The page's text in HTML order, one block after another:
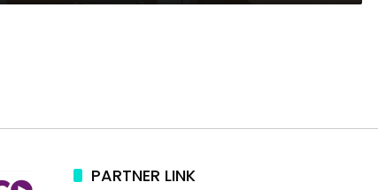
PARTNER LINK